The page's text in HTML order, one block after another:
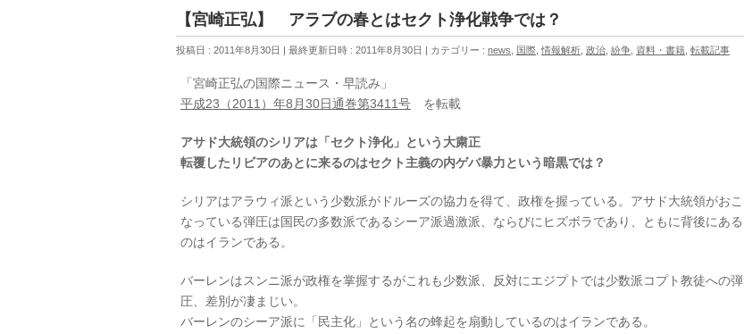
【宮崎正弘】 アラブの春とはセクト浄化戦争では？
投稿日 : 2011年8月30日 最終更新日時 : 2011年8月30日 カテゴリー : news 国際 情報解析 政治 紛争 資料・書籍 転載記事
「宮崎正弘の国際ニュース・早読み」
平成23（2011）年8月30日通巻第3411号 を転載
アサド大統領のシリアは「セクト浄化」という大粛正
転覆したリビアのあとに来るのはセクト主義の内ゲバ暴力という暗黒では？
シリアはアラウィ派という少数派がドルーズの協力を得て、政権を握っている。アサド大統領がおこ
なっている弾圧は国民の多数派であるシーア派過激派、ならびにヒズボラであり、ともに背後にある
のはイランである。
バーレンはスンニ派が政権を掌握するがこれも少数派、反対にエジプトでは少数派コプト教徒への弾
圧、差別が凄まじい。
バーレンのシーア派に「民主化」という名の蜂起を扇動しているのはイランである。